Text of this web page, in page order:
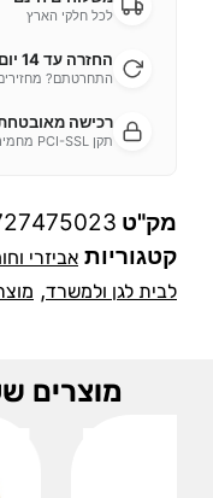
לכל חלקי הארץ
החזרה עד 14 יום
התחרטתם?
רכישה
תקן PCI-SSL מחמיר
מק"ט
קטגוריות אביזרי
לבית לגן ולמשרד,
מוצרים